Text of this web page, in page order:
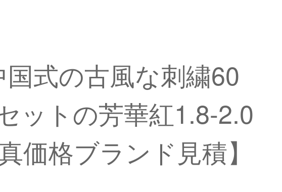
式の古風な刺繍60
ットの芳華紅1.8-2.0
価格ブランド見積】